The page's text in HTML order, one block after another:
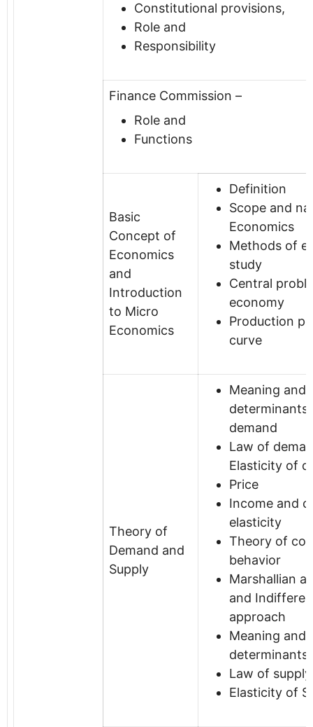
Constitutional provisions,
Role and
Responsibility
Finance Commission –
Role and
Functions
Basic
Concept of
Economics
and
Introduction
to Micro
Economics
Definition
Scope and
Economics
Methods of
study
Central
economy
Production
curve
Theory of
Demand and
Supply
Meaning and
determinants
demand
Law of
Elasticity of
Price
Income and
elasticity
Theory of
behavior
Marshallian
and
approach
Meaning and
determinants
Law of supply
Elasticity of